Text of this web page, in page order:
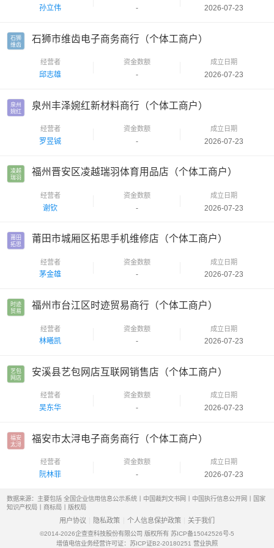
孙立伟 - 2026-07-23
石狮
维齿
石狮市维齿电子商务商行（个体工商户）
经营者
邱志雄
资金数额
-
成立日期
2026-07-23
泉州
婉红
泉州丰泽婉红新材料商行（个体工商户）
经营者
罗昱铖
资金数额
-
成立日期
2026-07-23
凌越
瑞羽
福州晋安区凌越瑞羽体育用品店（个体工商户）
经营者
谢钦
资金数额
-
成立日期
2026-07-23
莆田
拓思
莆田市城厢区拓思手机维修店（个体工商户）
经营者
茅金雄
资金数额
-
成立日期
2026-07-23
时迹
贸易
福州市台江区时迹贸易商行（个体工商户）
经营者
林曦凯
资金数额
-
成立日期
2026-07-23
艺包
网店
安溪县艺包网店互联网销售店（个体工商户）
经营者
吴东华
资金数额
-
成立日期
2026-07-23
福安
太浔
福安市太浔电子商务商行（个体工商户）
经营者
阮林菲
资金数额
-
成立日期
2026-07-23
数据来源：主要包括 全国企业信用信息公示系统丨中国裁判文书网丨中国执行信息公开网丨国家
知识产权局丨商标局丨版权局
用户协议 隐私政策 个人信息保护政策 关于我们
©2014-2026企查查科技股份有限公司 版权所有 苏ICP备15042526号-5
增值电信业务经营许可证：苏ICP证B2-20180251 营业执照